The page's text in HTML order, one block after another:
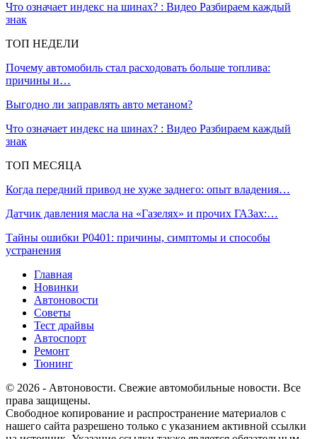
Что означает индекс на шинах? : Видео Разбираем каждый
знак
ТОП НЕДЕЛИ
Почему автомобиль стал расходовать больше топлива:
причины и…
Выгодно ли заправлять авто метаном?
Что означает индекс на шинах? : Видео Разбираем каждый
знак
ТОП МЕСЯЦА
Когда передний привод не хуже заднего: опыт владения…
Датчик давления масла на «Газелях» и прочих ГАЗах:…
Тайны ошибки P0401: причины, симптомы и способы
устранения
Главная
Новинки
Автоновости
Советы
Тест драйвы
Автоспорт
Ремонт
Тюнинг
© 2026 - Автоновости. Свежие автомобильные новости. Все
права защищены.
Свободное копирование и распространение материалов с
нашего сайта разрешено только с указанием активной ссылки